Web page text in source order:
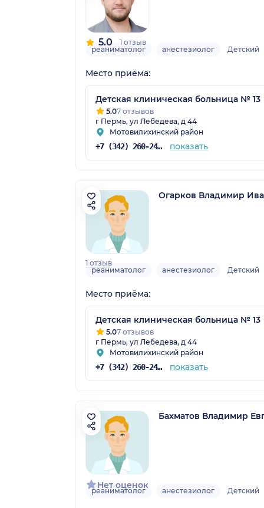
5.0 1 отзыв
реаниматолог анестезиолог Детский
Место приёма:
Детская клиническая больница № 13
5.07 отзывов
г Пермь, ул Лебедева, д 44
Мотовилихинский район
+7 (342) 260-24-72 показать
1 отзыв
Огарков Владимир
реаниматолог анестезиолог Детский
Место приёма:
Детская клиническая больница № 13
5.07 отзывов
г Пермь, ул Лебедева, д 44
Мотовилихинский район
+7 (342) 260-24-72 показать
Нет оценок
Бахматов Владимир
реаниматолог анестезиолог Детский